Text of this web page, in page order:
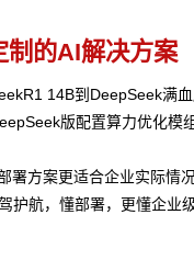
制的AI解决方案
14B到DeepSeek满
版配置算力优化模
署方案更适合企业实际情
护航，懂部署，更懂企业